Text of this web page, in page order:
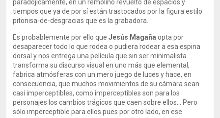
paradójicamente, en un remolino revuelto de espacios y
tiempos que ya de por sí están trastocados por la figura estilo
pitonisa-de-desgracias que es la grabadora.
Es probablemente por ello queJesús Magaña opta por
desaparecer todo lo que rodea o pudiera rodear a esa espina
dorsal y nos entrega una película que sin ser minimalista
transforma su discurso visual en uno más que elemental,
fabrica atmósferas con un mero juego de luces y hace, en
consecuencia, que muchos movimientos de su cámara sean
casi imperceptibles, como imperceptibles son para los
personajes los cambios trágicos que caen sobre ellos… Pero
sólo imperceptible para ellos pues por otro lado, en ese